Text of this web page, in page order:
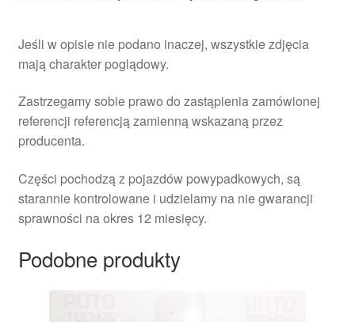
Jeśli w opisie nie podano inaczej, wszystkie zdjęcia
mają charakter poglądowy.
Zastrzegamy sobie prawo do zastąpienia zamówionej
referencji referencją zamienną wskazaną przez
producenta.
Części pochodzą z pojazdów powypadkowych, są
starannie kontrolowane i udzielamy na nie gwarancji
sprawności na okres 12 miesięcy.
Podobne produkty